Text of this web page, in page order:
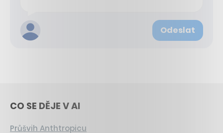
Odeslat
CO SE DĚJE V AI
Průšvih Anthtropicu